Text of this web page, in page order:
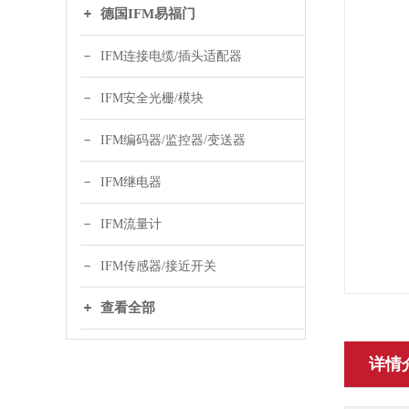
德国IFM易福门
IFM连接电缆/插头适配器
IFM安全光栅/模块
IFM编码器/监控器/变送器
IFM继电器
IFM流量计
IFM传感器/接近开关
查看全部
详情